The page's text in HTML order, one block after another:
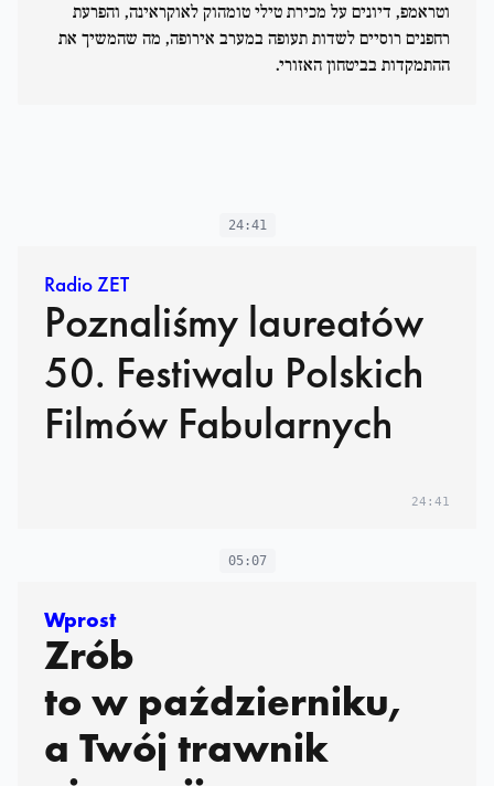
וטראמפ, דיונים על מכירת טילי טומהוק לאוקראינה, והפרעת
רחפנים רוסיים לשדות תעופה במערב אירופה, מה שהמשיך את
ההתמקדות בביטחון האזורי.
24:41
Radio ZET
Poznaliśmy laureatów
50. Festiwalu Polskich
Filmów Fabularnych
24:41
05:07
Wprost
Zrób
to w październiku,
a Twój trawnik